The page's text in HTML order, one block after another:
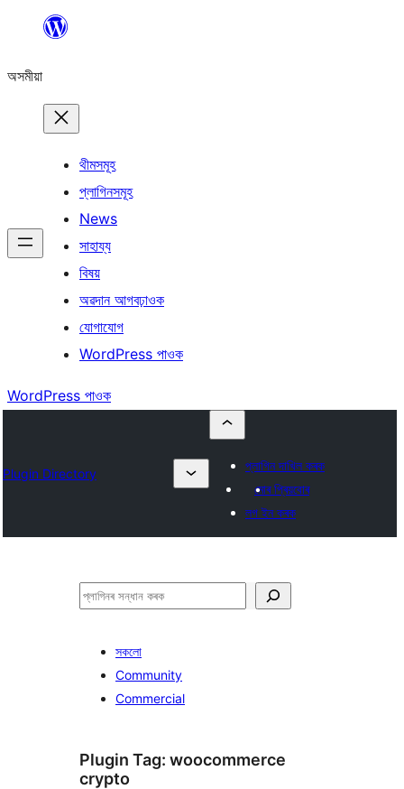
বিষয়বস্তুলৈ
অসমীয়া
থীমসমূহ
প্লাগিনসমূহ
News
সাহায্য
বিষয়
অৱদান আগবঢ়াওক
যোগাযোগ
WordPress পাওক
WordPress পাওক
Plugin Directory
প্লাগিন দাখিল কৰক
মোৰ প্ৰিয়বোৰ
লগ ইন কৰক
সন্ধান
সকলো
Community
Commercial
Plugin Tag: woocommerce
crypto